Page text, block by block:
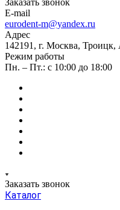
Заказать звонок
E-mail
eurodent-m@yandex.ru
Адрес
142191, г. Москва, Троицк,
Режим работы
Пн. – Пт.: с 10:00 до 18:00
Заказать звонок
Каталог